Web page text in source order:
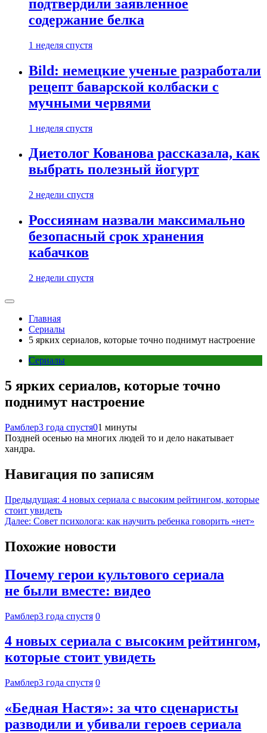
подтвердили заявленное
содержание белка
1 неделя спустя
Bild: немецкие ученые разработали
рецепт баварской колбаски с
мучными червями
1 неделя спустя
Диетолог Кованова рассказала, как
выбрать полезный йогурт
2 недели спустя
Россиянам назвали максимально
безопасный срок хранения
кабачков
2 недели спустя
Главная
Сериалы
5 ярких сериалов, которые точно поднимут настроение
Сериалы
5 ярких сериалов, которые точно
поднимут настроение
Рамблер3 года спустя01 минуты
Поздней осенью на многих людей то и дело накатывает
хандра.
Навигация по записям
Предыдущая: 4 новых сериала с высоким рейтингом, которые
стоит увидеть
Далее: Совет психолога: как научить ребенка говорить «нет»
Похожие новости
Почему герои культового сериала
не были вместе: видео
Рамблер3 года спустя 0
4 новых сериала с высоким рейтингом,
которые стоит увидеть
Рамблер3 года спустя 0
«Бедная Настя»: за что сценаристы
разводили и убивали героев сериала